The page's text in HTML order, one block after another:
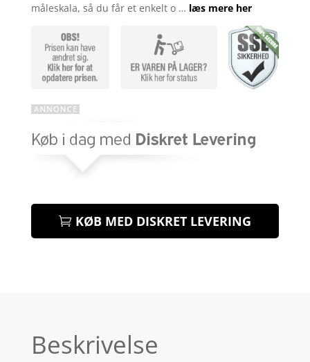
måleskala, så du får et enkelt o … læs mere her
KØB MED DISKRET LEVERING
Beskrivelse